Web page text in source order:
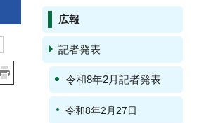
広報
記者発表
令和8年2月記者発表
令和8年2月27日